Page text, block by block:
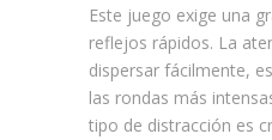
Este juego exige una
reflejos rápidos. La
dispersar fácilmente,
las rondas más
tipo de distracción es